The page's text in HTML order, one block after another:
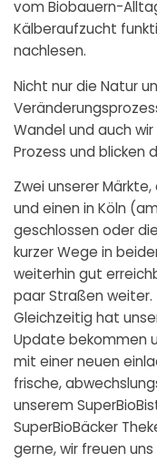
vom Biobauern-
Kälberaufzucht
nachlesen.
Nicht nur die Natur
Wandel und auch
Prozess und blicken
Zwei unserer
und einen in Köln
geschlossen oder
kurzer Wege in
weiterhin gut
paar Straßen weiter.
Gleichzeitig hat
Update bekommen
mit einer neuen
frische,
unserem
SuperBioBäcker
gerne, wir freuen